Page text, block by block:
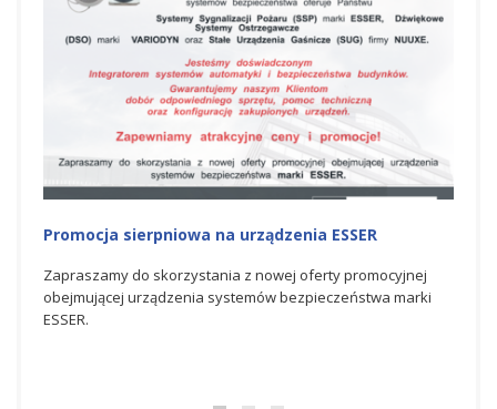
Promocja na urządzenia ESSER
Zapraszamy do skorzystania z czerwcowej oferty
promocyjnej obejmującej urządzenia systemów
bezpieczeństwa marki ESSER.